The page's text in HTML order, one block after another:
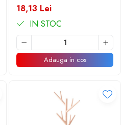
18,13 Lei
IN STOC
Adauga in cos